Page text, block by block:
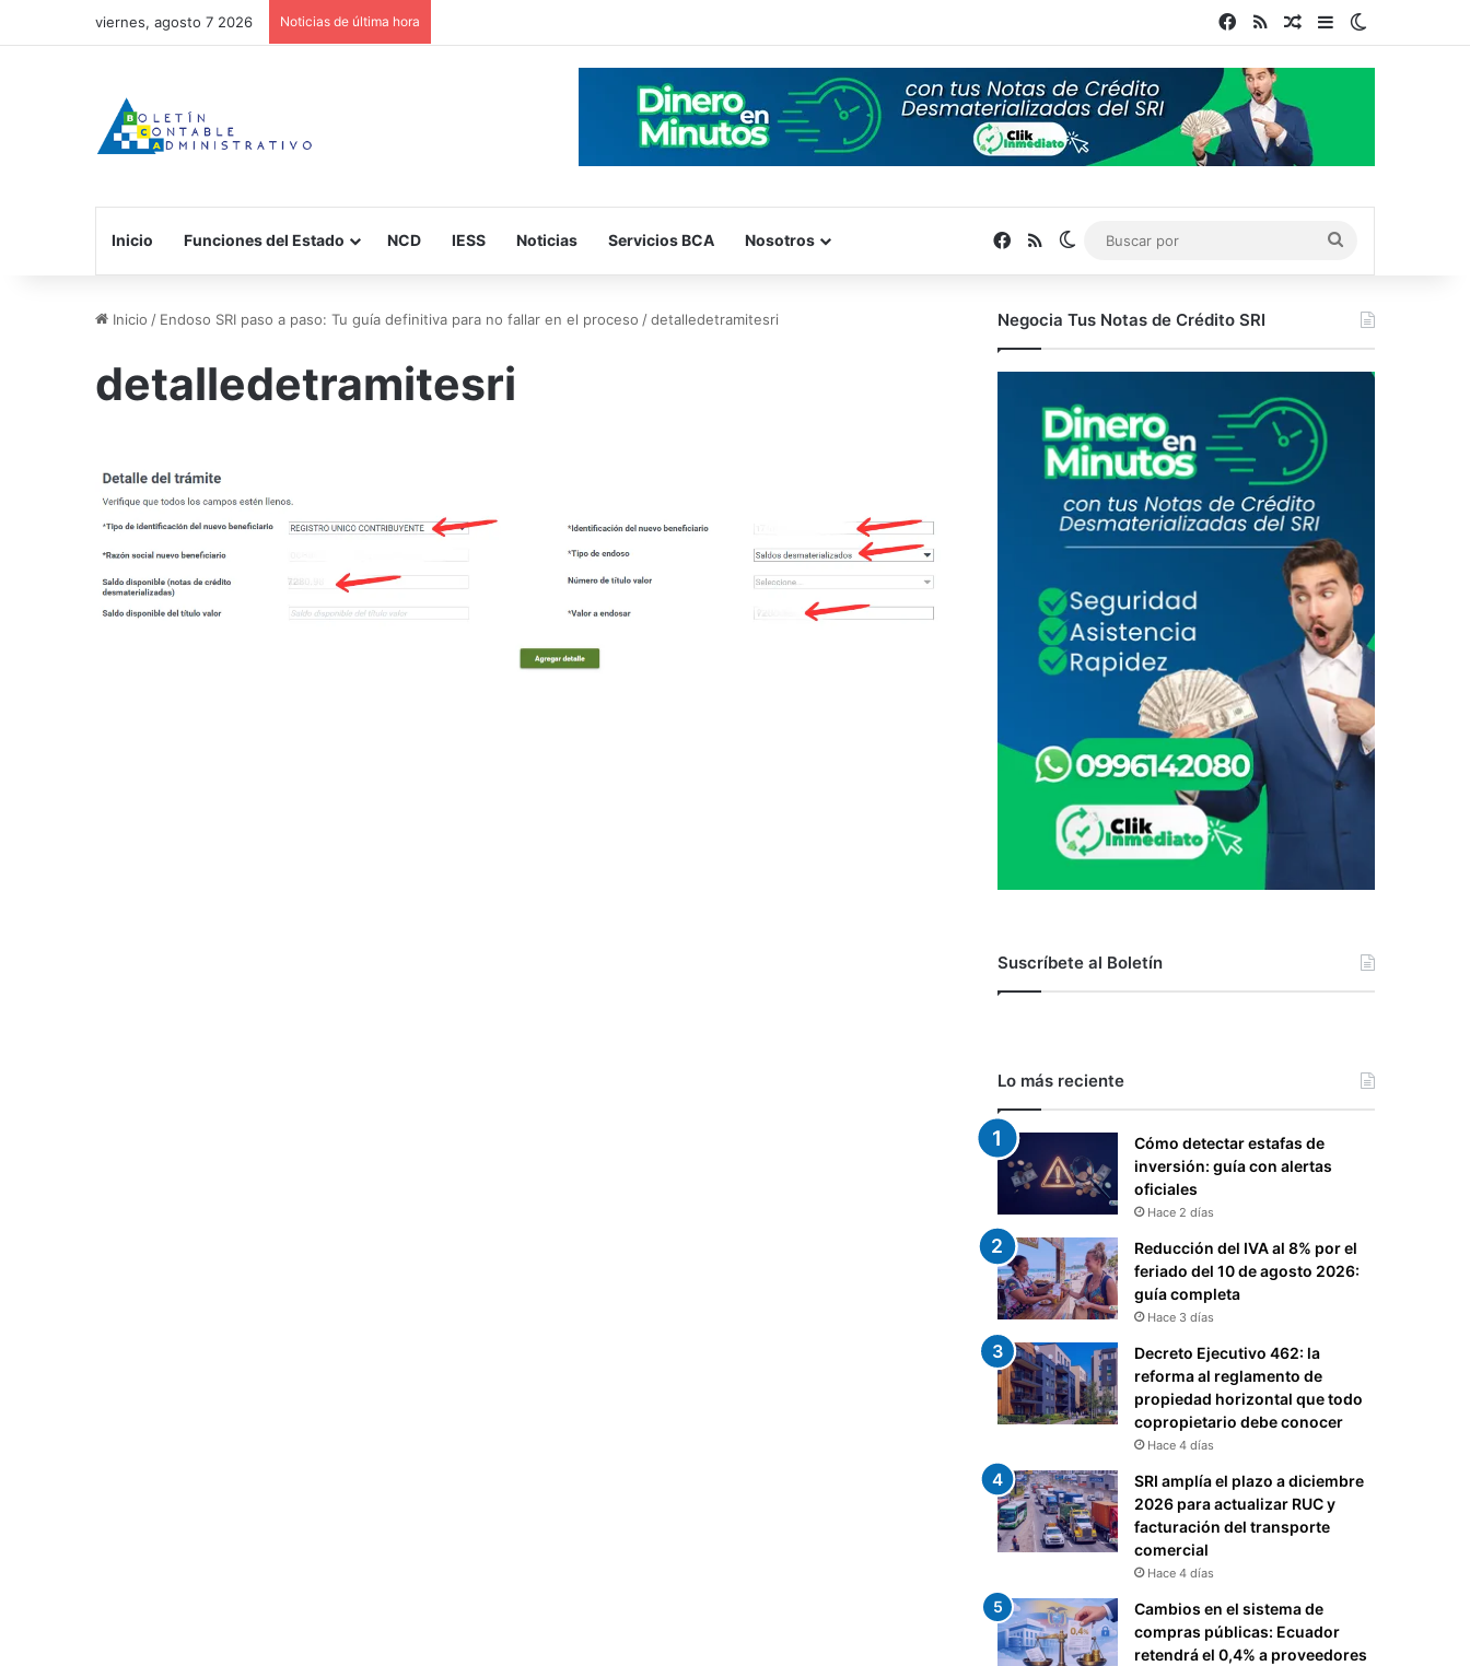
viernes, agosto 7 2026 Noticias de última hora Facebook
RSS Publicación al azar
Barra lateral
Inicio Funciones del Estado NCD IESS Noticias Servicios BCA Nosotros Facebook
RSS Switch skin
por
Inicio / Endoso SRI paso a paso: Tu guía definitiva para no fallar en el proceso /detalledetramitesri
detalledetramitesri
Negocia Tus Notas de Crédito SRI
Suscríbete al Boletín
Lo más reciente
Cómo detectar estafas de
inversión: guía con alertas
oficiales
Hace 2 días
Reducción del IVA al 8% por el
feriado del 10 de agosto 2026:
guía completa
Hace 3 días
Decreto Ejecutivo 462: la
reforma al reglamento de
propiedad horizontal que todo
copropietario debe conocer
Hace 4 días
SRI amplía el plazo a diciembre
2026 para actualizar RUC y
facturación del transporte
comercial
Hace 4 días
Cambios en el sistema de
compras públicas: Ecuador
retendrá el 0,4% a proveedores